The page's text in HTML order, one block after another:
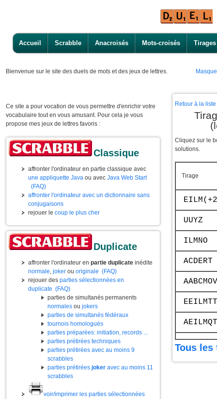
Accueil Scrabble Anacroisés Mots-croisés Tirages
Bienvenue sur le site des duels de mots et des jeux de lettres.
Ce site a pour vocation de vous permettre d'enrichir votre
vocabulaire tout en vous amusant. Pour cela je vous
propose mes jeux de lettres favoris :
Classique
affronter l'ordinateur en partie classique avec
une appliquette Java ou avec Java Web Start
(FAQ)
affronter l'ordinateur avec un dictionnaire sans
conjugaisons
rejouer le coup le plus cher
Duplicate
affronter l'ordinateur en partie duplicate inédite
normale, joker ou originale (FAQ)
rejouer des parties sélectionnées en
duplicate (FAQ)
parties de simultanés permanents
normales ou jokers
parties de simultanés fédéraux
tournois homologués
parties préparées: initiation, records ...
parties prétirées techniques
parties prétirées avec au moins 9
scrabbles
parties prétirées joker avec au moins 11
scrabbles
voir/imprimer les parties sélectionnées
Retour à la
Cliquez sur le
solutions.
Tirage
UUYZ
ILMNO
ACDERT
AABCMOV
Tous les